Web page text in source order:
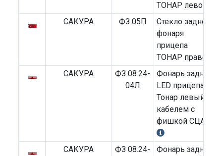
ТОНАР левое
САКУРА ФЗ 05П
Стекло заднего
фонаря
прицепа
ТОНАР правое
САКУРА
ФЗ 08.24-
04Л
Фонарь задний
LED прицепа
Тонар левый (с
кабелем с
фишкой СЦАЗ)
САКУРА
ФЗ 08.24-
Фонарь задний